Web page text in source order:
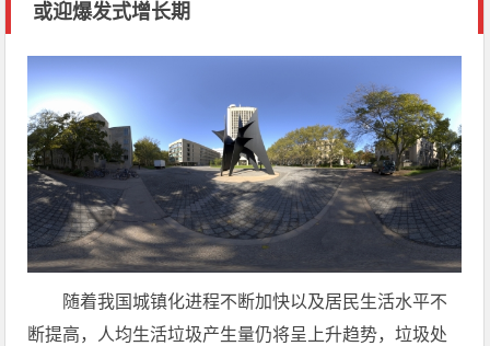
或迎爆发式增长期
随着我国城镇化进程不断加快以及居民生活水平不
断提高，人均生活垃圾产生量仍将呈上升趋势，垃圾处